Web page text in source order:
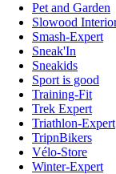
Pet and Garden
Slowood
Smash-Expert
Sneak'In
Sneakids
Sport is good
Training-Fit
Trek Expert
Triathlon-Expert
TripnBikers
Vélo-Store
Winter-Expert